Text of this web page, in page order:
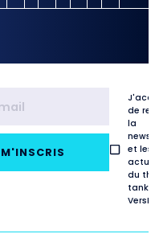
de
la
et les
du
tank